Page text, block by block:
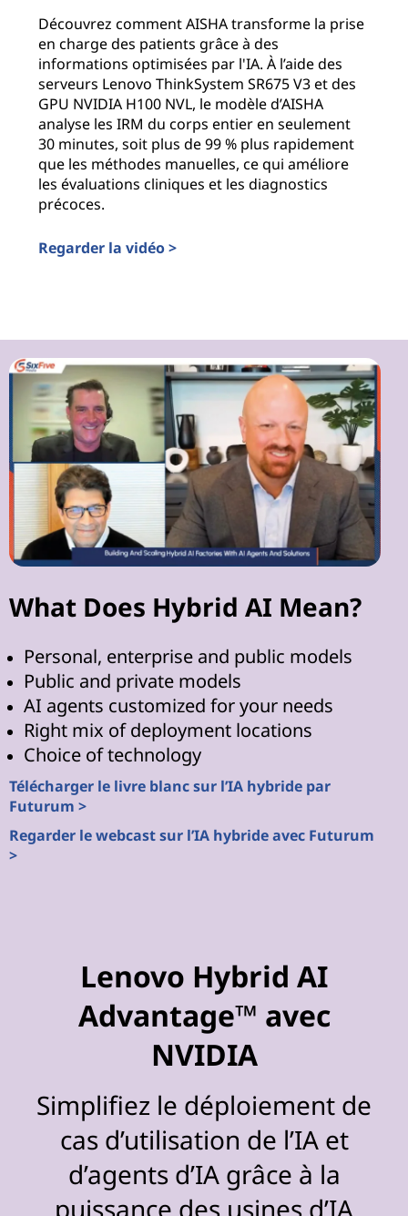
Découvrez comment AISHA transforme la prise
en charge des patients grâce à des
informations optimisées par l'IA. À l’aide des
serveurs Lenovo ThinkSystem SR675 V3 et des
GPU NVIDIA H100 NVL, le modèle d’AISHA
analyse les IRM du corps entier en seulement
30 minutes, soit plus de 99 % plus rapidement
que les méthodes manuelles, ce qui améliore
les évaluations cliniques et les diagnostics
précoces.
Regarder la vidéo >
What Does Hybrid AI Mean?
Personal, enterprise and public models
Public and private models
AI agents customized for your needs
Right mix of deployment locations
Choice of technology
Télécharger le livre blanc sur l’IA hybride par
Futurum >
Regarder le webcast sur l’IA hybride avec Futurum
>
Lenovo Hybrid AI
Advantage™ avec
NVIDIA
Simplifiez le déploiement de
cas d’utilisation de l’IA et
d’agents d’IA grâce à la